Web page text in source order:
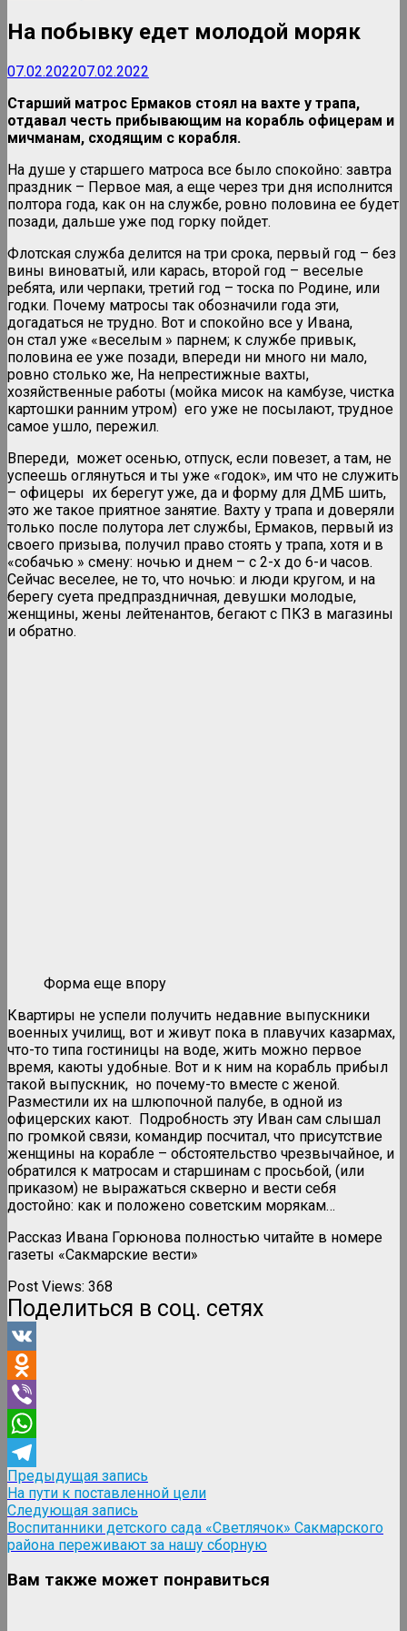
На побывку едет молодой моряк
07.02.202207.02.2022
Старший матрос Ермаков стоял на вахте у трапа,
отдавал честь прибывающим на корабль офицерам и
мичманам, сходящим с корабля.
На душе у старшего матроса все было спокойно: завтра
праздник – Первое мая, а еще через три дня исполнится
полтора года, как он на службе, ровно половина ее будет
позади, дальше уже под горку пойдет.
Флотская служба делится на три срока, первый год – без
вины виноватый, или карась, второй год – веселые
ребята, или черпаки, третий год – тоска по Родине, или
годки. Почему матросы так обозначили года эти,
догадаться не трудно. Вот и спокойно все у Ивана,
он стал уже «веселым » парнем; к службе привык,
половина ее уже позади, впереди ни много ни мало,
ровно столько же, На непрестижные вахты,
хозяйственные работы (мойка мисок на камбузе, чистка
картошки ранним утром) его уже не посылают, трудное
самое ушло, пережил.
Впереди, может осенью, отпуск, если повезет, а там, не
успеешь оглянуться и ты уже «годок», им что не служить
– офицеры их берегут уже, да и форму для ДМБ шить,
это же такое приятное занятие. Вахту у трапа и доверяли
только после полутора лет службы, Ермаков, первый из
своего призыва, получил право стоять у трапа, хотя и в
«собачью » смену: ночью и днем – с 2-х до 6-и часов.
Сейчас веселее, не то, что ночью: и люди кругом, и на
берегу суета предпраздничная, девушки молодые,
женщины, жены лейтенантов, бегают с ПКЗ в магазины
и обратно.
Форма еще впору
Квартиры не успели получить недавние выпускники
военных училищ, вот и живут пока в плавучих казармах,
что-то типа гостиницы на воде, жить можно первое
время, каюты удобные. Вот и к ним на корабль прибыл
такой выпускник, но почему-то вместе с женой.
Разместили их на шлюпочной палубе, в одной из
офицерских кают. Подробность эту Иван сам слышал
по громкой связи, командир посчитал, что присутствие
женщины на корабле – обстоятельство чрезвычайное, и
обратился к матросам и старшинам с просьбой, (или
приказом) не выражаться скверно и вести себя
достойно: как и положено советским морякам…
Рассказ Ивана Горюнова полностью читайте в номере
газеты «Сакмарские вести»
Post Views: 368
Поделиться в соц. сетях
VK
Odnoklassniki
Viber
WhatsApp
Telegram
Навигация
по
записям
Предыдущая запись
запись:
На пути к поставленной цели
Следующая запись
запись:
Воспитанники детского сада «Светлячок» Сакмарского
района переживают за нашу сборную
Вам также может понравиться